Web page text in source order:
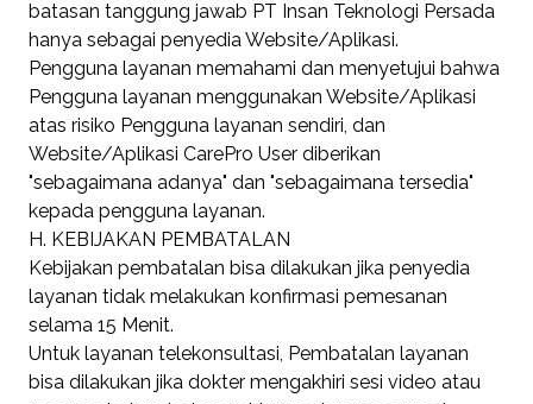
batasan tanggung jawab PT Insan Teknologi Persada
hanya sebagai penyedia Website/Aplikasi.
Pengguna layanan memahami dan menyetujui bahwa
Pengguna layanan menggunakan Website/Aplikasi
atas risiko Pengguna layanan sendiri, dan
Website/Aplikasi CarePro User diberikan
"sebagaimana adanya" dan "sebagaimana tersedia"
kepada pengguna layanan.
H. KEBIJAKAN PEMBATALAN
Kebijakan pembatalan bisa dilakukan jika penyedia
layanan tidak melakukan konfirmasi pemesanan
selama 15 Menit.
Untuk layanan telekonsultasi, Pembatalan layanan
bisa dilakukan jika dokter mengakhiri sesi video atau